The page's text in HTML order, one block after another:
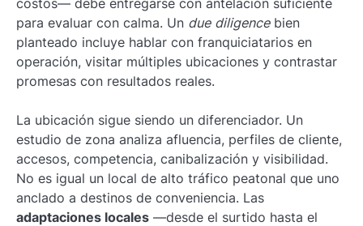
para evaluar con calma. Un due diligencebien
planteado incluye hablar con franquiciatarios en
operación, visitar múltiples ubicaciones y contrastar
promesas con resultados reales.
La ubicación sigue siendo un diferenciador. Un
estudio de zona analiza afluencia, perfiles de cliente,
accesos, competencia, canibalización y visibilidad.
No es igual un local de alto tráfico peatonal que uno
anclado a destinos de conveniencia. Las
adaptaciones locales —desde el surtido hasta el